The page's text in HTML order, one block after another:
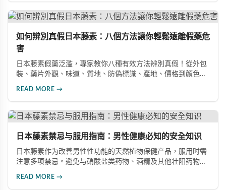
如何辨別真假日本藤素：八個方法讓你輕鬆遠離假藥危
害
日本藤素假藥泛濫，專家教你八種有效方法辨別真假！從外包
裝、藥片外觀、味道、質地、防偽標識、產地、價格到顏色特
READ MORE →
日本藤素禁忌与服用指南：男性健康必知的安全知识
日本藤素作为改善男性性功能的天然植物保健产品，服用时需
注意多项禁忌。避免与硝酸盐类药物、酒精及其他壮阳药物同
READ MORE →